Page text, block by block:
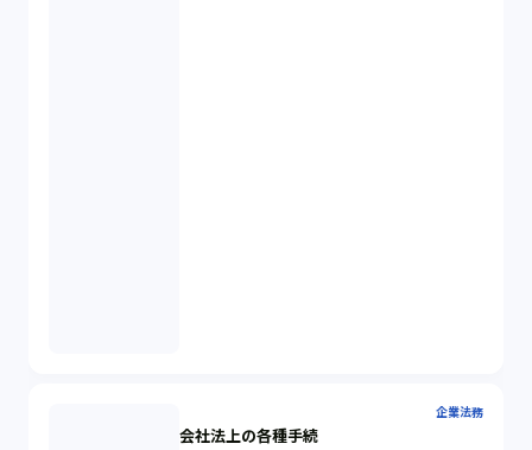
企業法務
会社法上の各種手続